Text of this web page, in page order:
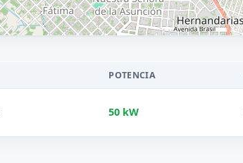
POTENCIA
50 kW